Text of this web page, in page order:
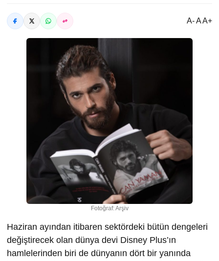
A- A A+
Fotoğraf: Arşiv
Haziran ayından itibaren sektördeki bütün dengeleri
değiştirecek olan dünya devi Disney Plus’ın
hamlelerinden biri de dünyanın dört bir yanında